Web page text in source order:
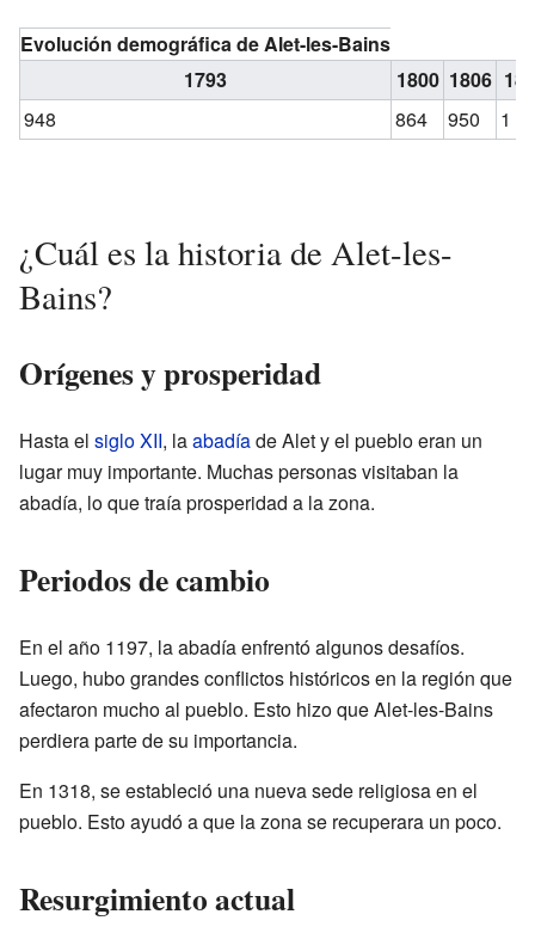
Evolución demográfica de Alet-les-Bains
1793
1800 1806
948
864 950 1
¿Cuál es la historia de Alet-les-
Bains?
Orígenes y prosperidad
Hasta el siglo XII, laabadíade Alet y el pueblo eran un
lugar muy importante. Muchas personas visitaban la
abadía, lo que traía prosperidad a la zona.
Periodos de cambio
En el año 1197, la abadía enfrentó algunos desafíos.
Luego, hubo grandes conflictos históricos en la región que
afectaron mucho al pueblo. Esto hizo que Alet-les-Bains
perdiera parte de su importancia.
En 1318, se estableció una nueva sede religiosa en el
pueblo. Esto ayudó a que la zona se recuperara un poco.
Resurgimiento actual